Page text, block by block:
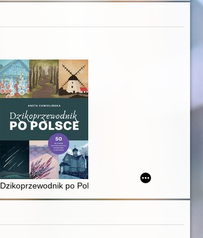
Dzikoprzewodnik po Polsce : 50 wypraw dla